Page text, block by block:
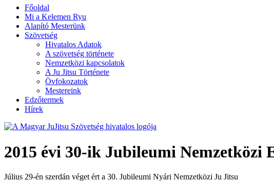
Főoldal
Mi a Kelemen Ryu
Alapító Mesterünk
Szövetség
Hivatalos Adatok
A szövetség története
Nemzetközi kapcsolatok
A Ju Jitsu Története
Övfokozatok
Mestereink
Edzőtermek
Hírek
2015 évi 30-ik Jubileumi Nemzetközi
Július 29-én szerdán véget ért a 30. Jubileumi Nyári Nemzetközi Ju Jitsu